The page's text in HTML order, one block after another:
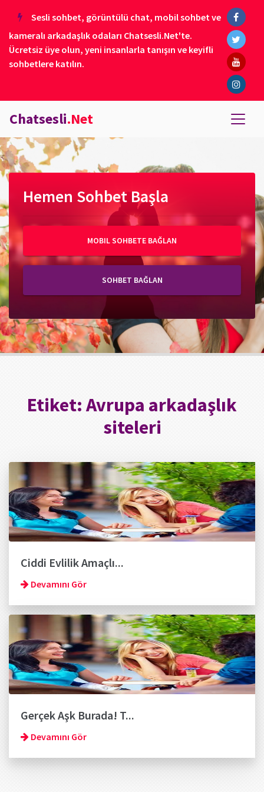
Sesli sohbet, görüntülü chat, mobil sohbet ve
kameralı arkadaşlık odaları Chatsesli.Net'te.
Ücretsiz üye olun, yeni insanlarla tanışın ve keyifli
sohbetlere katılın.
Chatsesli.Net
Hemen Sohbet Başla
MOBIL SOHBETE BAĞLAN
SOHBET BAĞLAN
Etiket: Avrupa arkadaşlık
siteleri
Ciddi Evlilik Amaçlı...
Devamını Gör
Gerçek Aşk Burada! T...
Devamını Gör